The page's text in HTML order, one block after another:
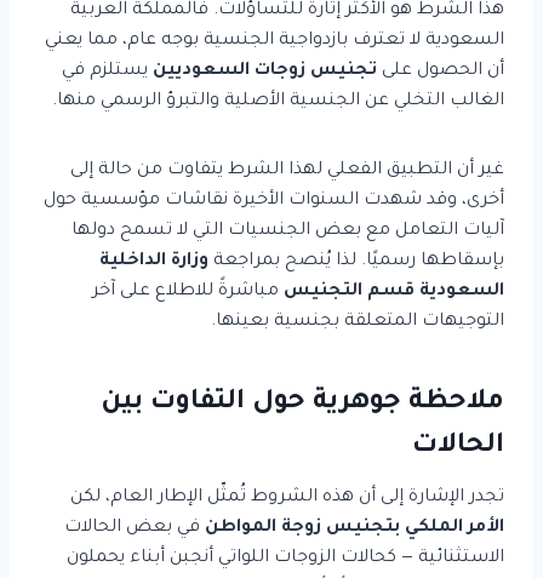
هذا الشرط هو الأكثر إثارةً للتساؤلات. فالمملكة العربية
السعودية لا تعترف بازدواجية الجنسية بوجه عام، مما يعني
أن الحصول على تجنيس زوجات السعوديين يستلزم في
الغالب التخلي عن الجنسية الأصلية والتبرؤ الرسمي منها.
غير أن التطبيق الفعلي لهذا الشرط يتفاوت من حالة إلى
أخرى، وقد شهدت السنوات الأخيرة نقاشات مؤسسية حول
آليات التعامل مع بعض الجنسيات التي لا تسمح دولها
بإسقاطها رسميًا. لذا يُنصح بمراجعة وزارة الداخلية
السعودية قسم التجنيس مباشرةً للاطلاع على آخر
التوجيهات المتعلقة بجنسية بعينها.
ملاحظة جوهرية حول التفاوت بين
الحالات
تجدر الإشارة إلى أن هذه الشروط تُمثّل الإطار العام، لكن
الأمر الملكي بتجنيس زوجة المواطن في بعض الحالات
الاستثنائية — كحالات الزوجات اللواتي أنجبن أبناء يحملون